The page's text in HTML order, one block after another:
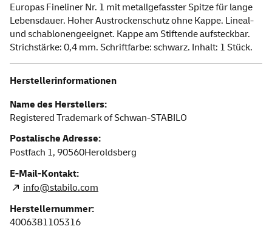
Europas Fineliner Nr. 1 mit metallgefasster Spitze für lange
Lebensdauer. Hoher Austrockenschutz ohne Kappe. Lineal-
und schablonengeeignet. Kappe am Stiftende aufsteckbar.
Strichstärke: 0,4 mm. Schriftfarbe: schwarz. Inhalt: 1 Stück.
Herstellerinformationen
Name des Herstellers:
Registered Trademark of Schwan-STABILO
Postalische Adresse:
Postfach 1, 90560Heroldsberg
E-Mail-Kontakt:
info@stabilo.com
Herstellernummer:
4006381105316